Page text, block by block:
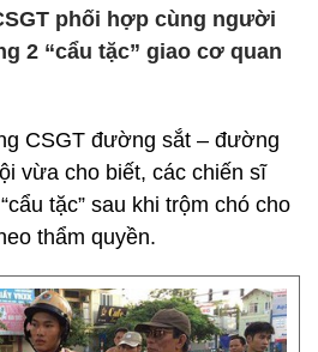
phối hợp cùng người
2 “cẩu tặc” giao cơ quan
CSGT đường sắt – đường
vừa cho biết, các chiến sĩ
tặc” sau khi trộm chó cho
thẩm quyền.